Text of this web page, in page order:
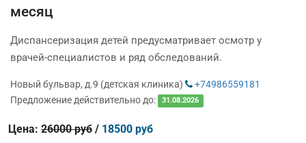
месяц
Диспансеризация детей предусматривает осмотр у
врачей-специалистов и ряд обследований.
Новый бульвар, д.9 (детская клиника)
+74986559181
Предложение действительно до:
31.08.2026
Цена: 26000 руб / 18500 руб